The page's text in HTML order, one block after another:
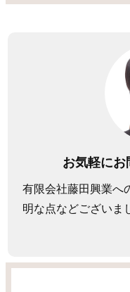
お気軽にお
有限会社藤田興業へ
明な点などございま